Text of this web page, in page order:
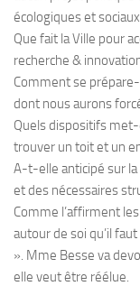
écologiques et
Que fait la Ville pour
recherche &
Comment se
dont nous aurons
Quels dispositifs
trouver un toit et un
A-t-elle anticipé sur
et des nécessaires
Comme l’affirment
autour de soi qu’il
». Mme Besse va
elle veut être réélue.